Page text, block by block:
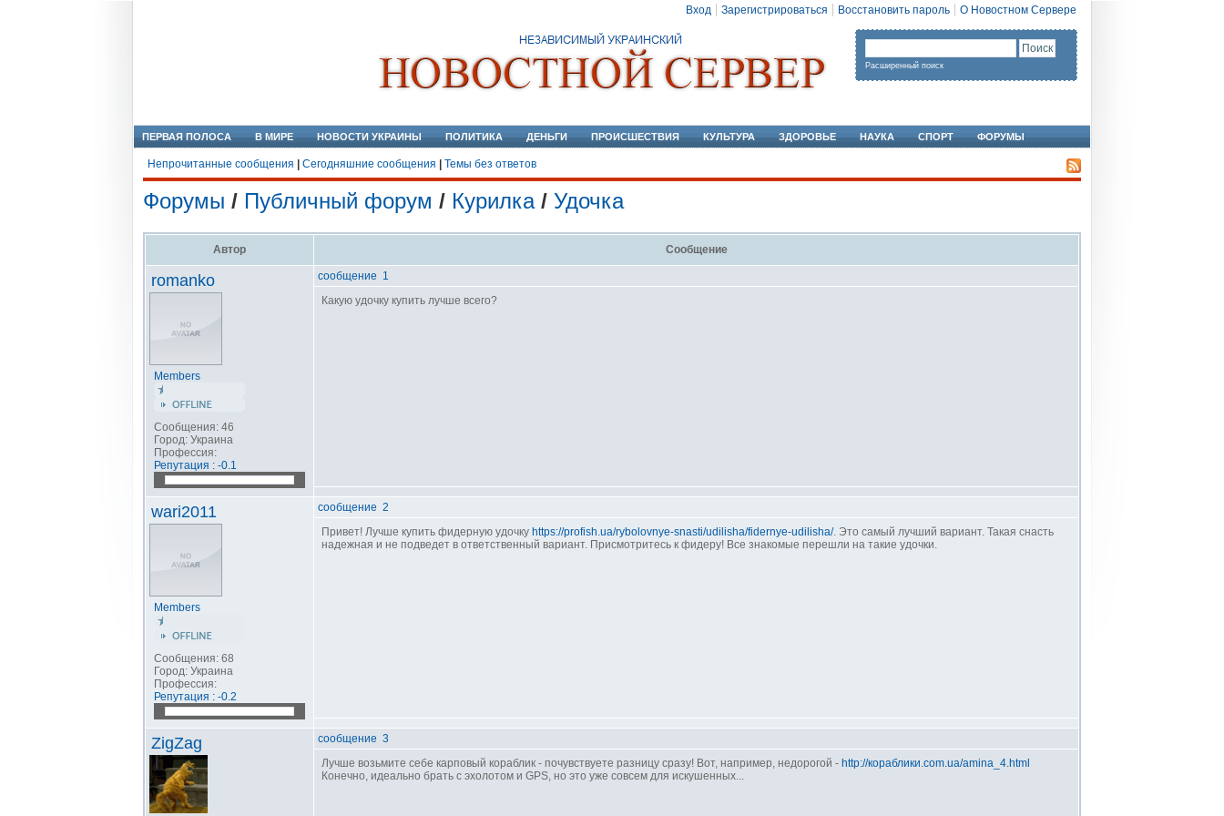
Вход Зарегистрироваться Восстановить пароль О Новостном Сервере
Расширенный поиск
ПЕРВАЯ ПОЛОСА В МИРЕ НОВОСТИ УКРАИНЫ ПОЛИТИКА ДЕНЬГИ ПРОИСШЕСТВИЯ КУЛЬТУРА ЗДОРОВЬЕ НАУКА СПОРТ ФОРУМЫ
Непрочитанные сообщения Сегодняшние сообщения Темы без ответов
Форумы / Публичный форум / Курилка/ Удочка
Автор Сообщение
romanko
Members
Сообщения: 46
Город: Украина
Профессия:
Репутация : -0.1
сообщение 1
Какую удочку купить лучше всего?
wari2011
Members
Сообщения: 68
Город: Украина
Профессия:
Репутация : -0.2
сообщение 2
Привет! Лучше купить фидерную удочку https://profish.ua/rybolovnye-snasti/udilisha/fidernye-udilisha/. Это самый лучший вариант. Такая снасть
надежная и не подведет в ответственный вариант. Присмотритесь к фидеру! Все знакомые перешли на такие удочки.
ZigZag
сообщение 3
Лучше возьмите себе карповый кораблик - почувствуете разницу сразу! Вот, например, недорогой - http://кораблики.com.ua/amina_4.html
Конечно, идеально брать с эхолотом и GPS, но это уже совсем для искушенных...